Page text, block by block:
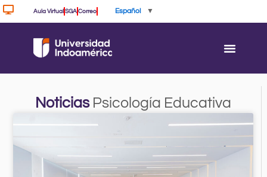
Ir
al
Aula Virtual SGA Correo Español ▼
NoticiasPsicología Educativa